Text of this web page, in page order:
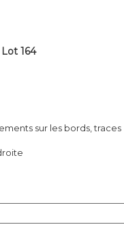
164
sur les bords, traces